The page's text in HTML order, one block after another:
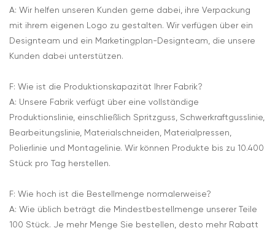
A: Wir helfen unseren Kunden gerne dabei, ihre Verpackung
mit ihrem eigenen Logo zu gestalten. Wir verfügen über ein
Designteam und ein Marketingplan-Designteam, die unsere
Kunden dabei unterstützen.
F: Wie ist die Produktionskapazität Ihrer Fabrik?
A: Unsere Fabrik verfügt über eine vollständige
Produktionslinie, einschließlich Spritzguss, Schwerkraftgusslinie,
Bearbeitungslinie, Materialschneiden, Materialpressen,
Polierlinie und Montagelinie. Wir können Produkte bis zu 10.400
Stück pro Tag herstellen.
F: Wie hoch ist die Bestellmenge normalerweise?
A: Wie üblich beträgt die Mindestbestellmenge unserer Teile
100 Stück. Je mehr Menge Sie bestellen, desto mehr Rabatt